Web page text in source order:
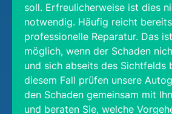
soll. Erfreulicherweise ist dies
notwendig. Häufig reicht
professionelle Reparatur. Das
möglich, wenn der Schaden
und sich abseits des Sichtfelds
diesem Fall prüfen unsere
den Schaden gemeinsam mit
und beraten Sie, welche